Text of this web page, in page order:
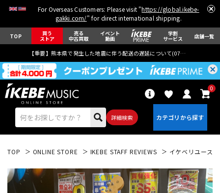
For Overseas Customers: Please visit "https://global.ikebe-
gakki.com/" for direct international shipping.
TOP 買う
ストア
売る
中古買取
イベント
動画
学割
サービス 店舗一覧
【重要】熊本県で発生した地震に伴う配送の遅延について(07月29日
詳細検索
0
TOP ONLINE STORE IKEBE STAFF REVIEWS イケベリユース